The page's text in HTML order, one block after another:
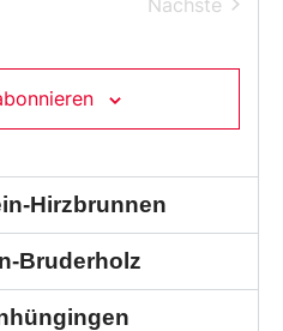
Hirzbrunnen
Bruderholz